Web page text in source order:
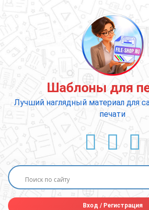
содержимому
Шаблоны для
Лучший наглядный материал для
печати
Вход /Регистрация